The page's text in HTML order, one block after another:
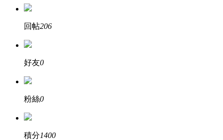
回帖206
好友0
粉絲0
積分1400